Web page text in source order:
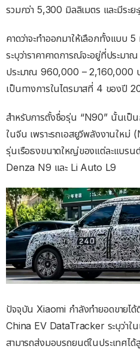
รวมกว่า 5,300 มิลลิเมตร และมีระย
คาดว่าจะทำออกมาให้เลือกทั้งแบบ
ระบุว่าราคาคาดการณ์จะอยู่ที่ประ
ประมาณ 960,000 – 2,160,000 บ
เป็นทางการในไตรมาสที่ 4 ของปี
สำหรับการตั้งชื่อรุ่น “N90” นั้นเป็น
ในจีน เพราะรถเอสยูวีพลังงานใหม่
รุ่นเรือธงขนาดใหญ่ของแต่ละแบร
Denza N9 และ Li Auto L9
ปัจจุบัน Xiaomi กำลังทำยอดขายได้
China EV DataTracker ระบุว่า
สามารถส่งมอบรถยนต์ในประเทศไ